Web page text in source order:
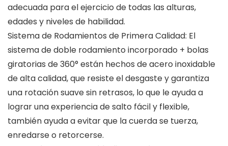
adecuada para el ejercicio de todas las alturas,
edades y niveles de habilidad.
Sistema de Rodamientos de Primera Calidad: El
sistema de doble rodamiento incorporado + bolas
giratorias de 360° están hechos de acero inoxidable
de alta calidad, que resiste el desgaste y garantiza
una rotación suave sin retrasos, lo que le ayuda a
lograr una experiencia de salto fácil y flexible,
también ayuda a evitar que la cuerda se tuerza,
enredarse o retorcerse.